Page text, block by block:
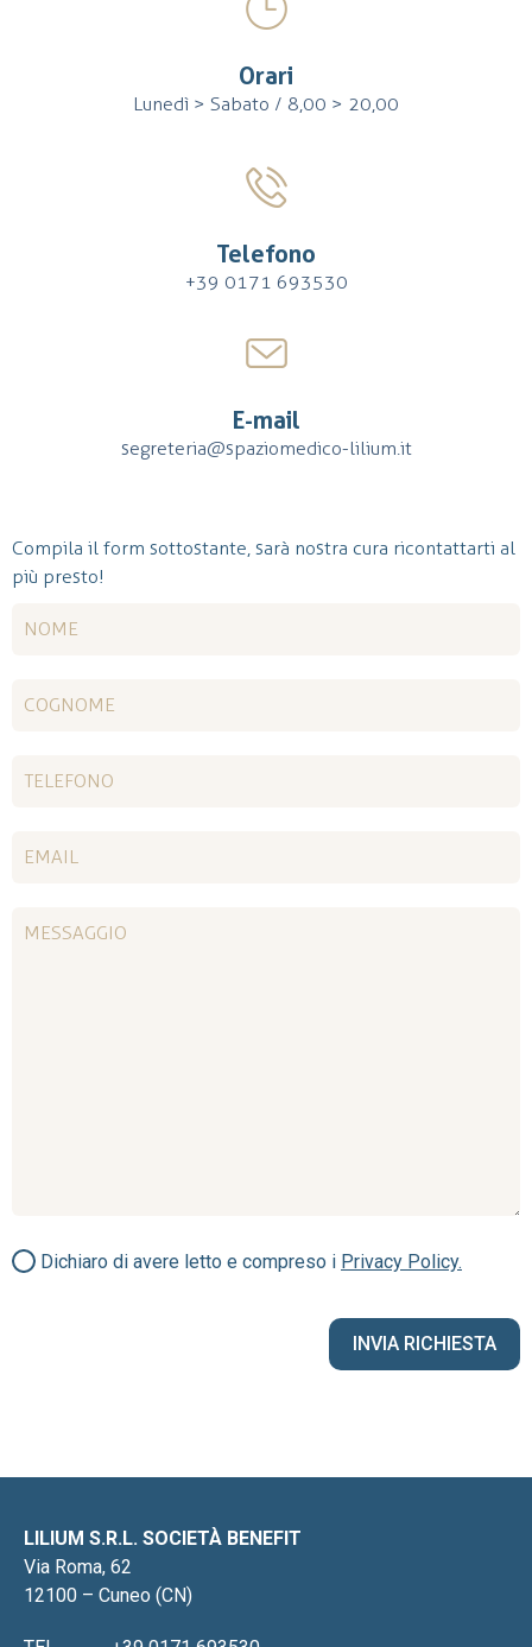
Orari
Lunedì > Sabato / 8,00 > 20,00
Telefono
+39 0171 693530
E-mail
segreteria@spaziomedico-lilium.it
Compila il form sottostante, sarà nostra cura ricontattarti al
più presto!
Dichiaro di avere letto e compreso i Privacy Policy.
LILIUM S.R.L. SOCIETÀ BENEFIT
Via Roma, 62
12100 – Cuneo (CN)